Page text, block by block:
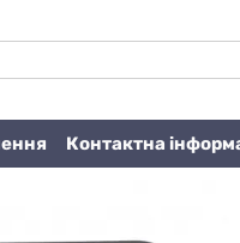
Контактна